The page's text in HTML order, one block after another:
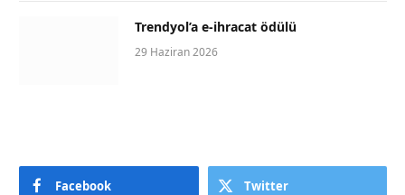
Trendyol’a e-ihracat ödülü
29 Haziran 2026
Facebook Twitter